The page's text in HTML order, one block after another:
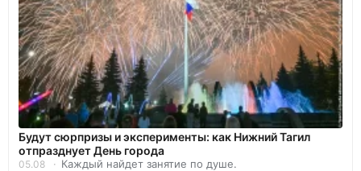
Будут сюрпризы и эксперименты: как Нижний Тагил
отпразднует День города
05.08 Каждый найдет занятие по душе.